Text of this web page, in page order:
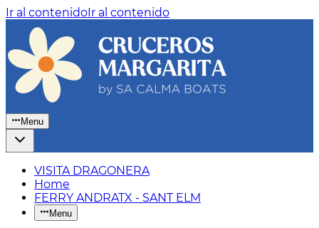
Ir al contenidoIr al contenido
Menu
VISITA DRAGONERA
Home
FERRY ANDRATX - SANT ELM
Menu